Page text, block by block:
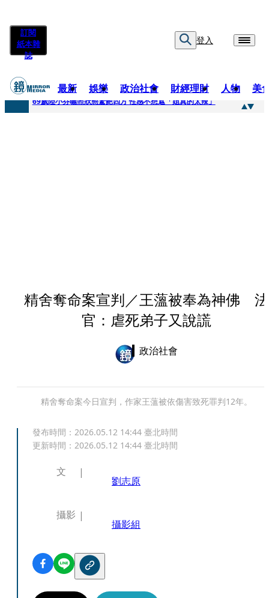
訂閱
紙本雜
誌
登入
最新 娛樂 政治社會 財經理財 人物 美
快訊
69歲陸小芬曬照狀態驚艷四方 性感不想遮「姐真的太辣」
精舍奪命案宣判／王薀被奉為神佛 法
官：虐死弟子又說謊
政治社會
精舍奪命案今日宣判，作家王薀被依傷害致死罪判12年。
發布時間： 2026.05.12 14:44 臺北時間
更新時間： 2026.05.12 14:44 臺北時間
文
劉志原
攝影
攝影組